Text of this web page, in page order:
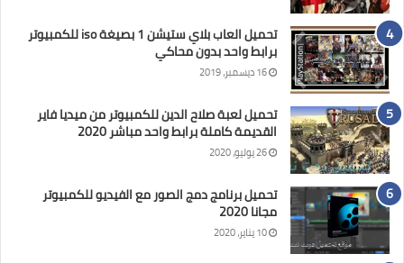
تحميل العاب بلاي ستيشن 1 بصيغة iso للكمبيوتر
برابط واحد بدون محاكي
16 ديسمبر، 2019
تحميل لعبة صلاح الدين للكمبيوتر من ميديا فاير
القديمة كاملة برابط واحد مباشر 2020
26 يوليو، 2020
تحميل برنامج دمج الصور مع الفيديو للكمبيوتر
مجانا 2020
10 يناير، 2020